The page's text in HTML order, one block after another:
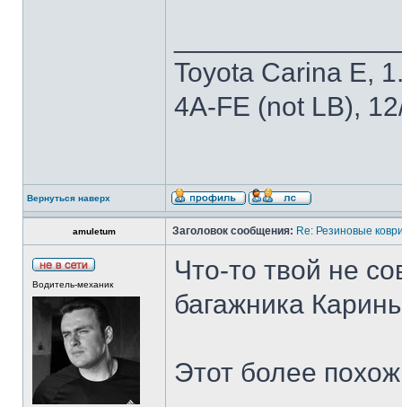
Toyota Carina E,
4A-FE (not LB),
Вернуться наверх
amuletum Заголовок сообщения: Re: Резиновые
Водитель-механик
Что-то твой не
багажника
Этот более